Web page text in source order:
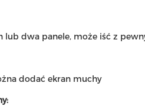
lub dwa panele, może iść z
dodać ekran muchy